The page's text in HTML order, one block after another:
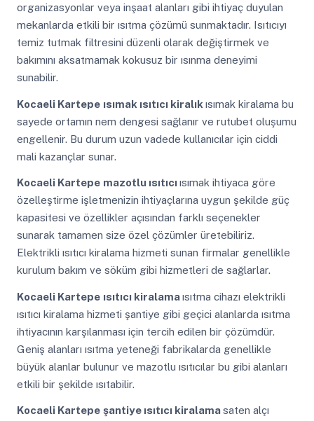
organizasyonlar veya inşaat alanları gibi ihtiyaç duyulan
mekanlarda etkili bir ısıtma çözümü sunmaktadır. Isıtıcıyı
temiz tutmak filtresini düzenli olarak değiştirmek ve
bakımını aksatmamak kokusuz bir ısınma deneyimi
sunabilir.
Kocaeli Kartepe ısımak ısıtıcı kiralık ısımak kiralama bu
sayede ortamın nem dengesi sağlanır ve rutubet oluşumu
engellenir. Bu durum uzun vadede kullanıcılar için ciddi
mali kazançlar sunar.
Kocaeli Kartepe mazotlu ısıtıcıısımak ihtiyaca göre
özelleştirme işletmenizin ihtiyaçlarına uygun şekilde güç
kapasitesi ve özellikler açısından farklı seçenekler
sunarak tamamen size özel çözümler üretebiliriz.
Elektrikli ısıtıcı kiralama hizmeti sunan firmalar genellikle
kurulum bakım ve söküm gibi hizmetleri de sağlarlar.
Kocaeli Kartepe ısıtıcı kiralamaısıtma cihazı elektrikli
ısıtıcı kiralama hizmeti şantiye gibi geçici alanlarda ısıtma
ihtiyacının karşılanması için tercih edilen bir çözümdür.
Geniş alanları ısıtma yeteneği fabrikalarda genellikle
büyük alanlar bulunur ve mazotlu ısıtıcılar bu gibi alanları
etkili bir şekilde ısıtabilir.
Kocaeli Kartepe şantiye ısıtıcı kiralamasaten alçı